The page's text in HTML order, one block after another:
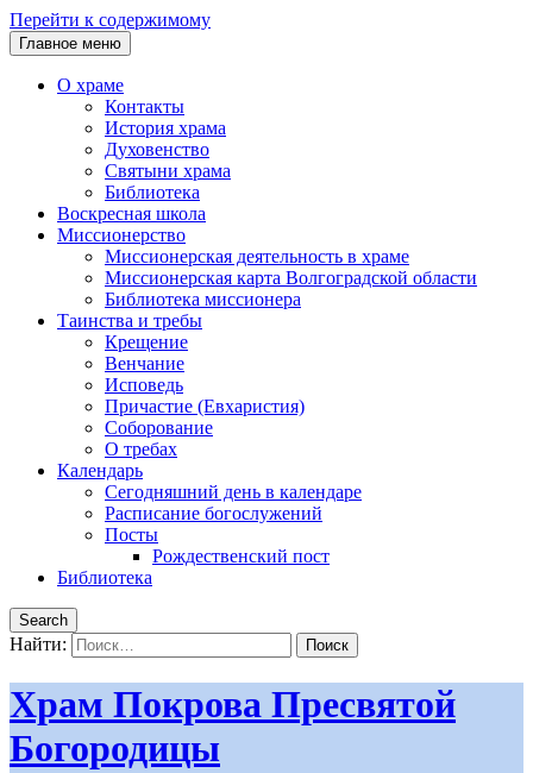
Перейти к содержимому
Главное меню
О храме
Контакты
История храма
Духовенство
Святыни храма
Библиотека
Воскресная школа
Миссионерство
Миссионерская деятельность в храме
Миссионерская карта Волгоградской области
Библиотека миссионера
Таинства и требы
Крещение
Венчание
Исповедь
Причастие (Евхаристия)
Соборование
О требах
Календарь
Сегодняшний день в календаре
Расписание богослужений
Посты
Рождественский пост
Библиотека
Search
Найти:
Храм Покрова Пресвятой
Богородицы